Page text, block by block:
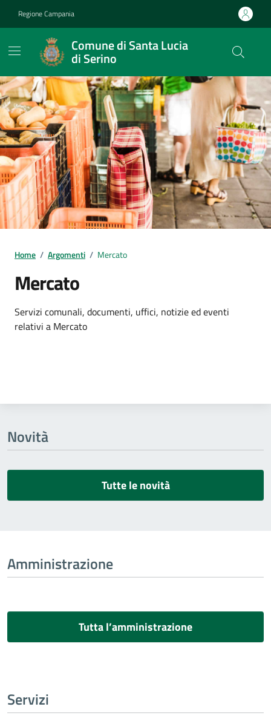
Regione Campania
Comune di Santa Lucia
di Serino
Home / Argomenti / Mercato
Mercato
Dettagli dell'argomento
Servizi comunali, documenti, uffici, notizie ed eventi
relativi a Mercato
Novità
Tutte le novità
Amministrazione
Tutta l’amministrazione
Servizi